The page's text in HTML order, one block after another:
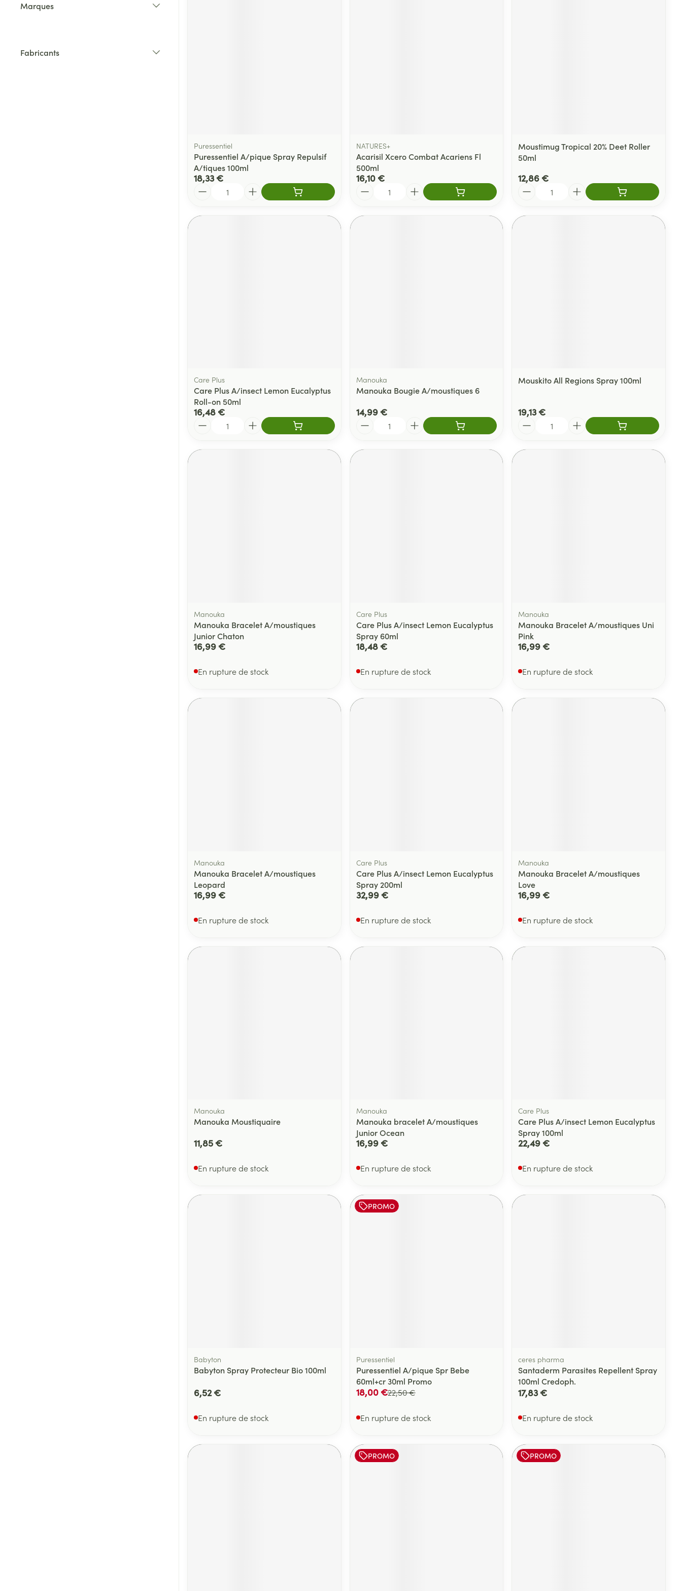
Marques
Fabricants
Puressentiel
Puressentiel A/pique Spray Repulsif
A/tiques 100ml
18,33 €
NATURES+
Acarisil Xcero Combat Acariens Fl
500ml
16,10 €
Moustimug Tropical 20% Deet Roller
50ml
12,86 €
Care Plus
Care Plus A/insect Lemon Eucalyptus
Roll-on 50ml
16,48 €
Manouka
Manouka Bougie A/moustiques 6
14,99 €
Mouskito All Regions Spray 100ml
19,13 €
Manouka
Manouka Bracelet A/moustiques
Junior Chaton
16,99 €
En rupture de stock
Care Plus
Care Plus A/insect Lemon Eucalyptus
Spray 60ml
18,48 €
En rupture de stock
Manouka
Manouka Bracelet A/moustiques Uni
Pink
16,99 €
En rupture de stock
Manouka
Manouka Bracelet A/moustiques
Leopard
16,99 €
En rupture de stock
Care Plus
Care Plus A/insect Lemon Eucalyptus
Spray 200ml
32,99 €
En rupture de stock
Manouka
Manouka Bracelet A/moustiques
Love
16,99 €
En rupture de stock
Manouka
Manouka Moustiquaire
11,85 €
En rupture de stock
Manouka
Manouka bracelet A/moustiques
Junior Ocean
16,99 €
En rupture de stock
Care Plus
Care Plus A/insect Lemon Eucalyptus
Spray 100ml
22,49 €
En rupture de stock
Babyton
Babyton Spray Protecteur Bio 100ml
6,52 €
En rupture de stock
PROMO
Puressentiel
Puressentiel A/pique Spr Bebe
60ml+cr 30ml Promo
22,50 €
18,00 €
En rupture de stock
ceres pharma
Santaderm Parasites Repellent Spray
100ml Credoph.
17,83 €
En rupture de stock
PROMO PROMO